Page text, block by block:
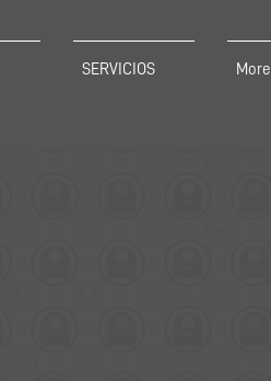
SERVICIOS More